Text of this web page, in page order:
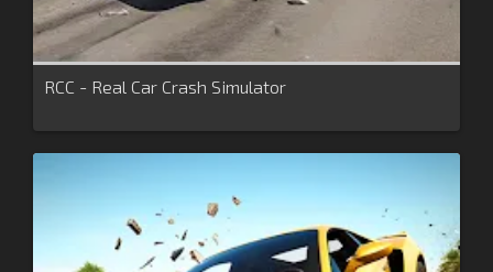
RCC - Real Car Crash Simulator